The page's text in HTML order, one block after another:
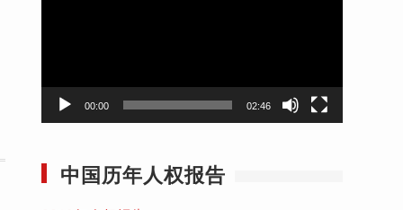
00:00 02:46
中国历年人权报告